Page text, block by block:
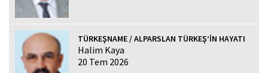
TÜRKEŞNAME / ALPARSLAN TÜRKEŞ’İN HAYATI
Halim Kaya
20 Tem 2026